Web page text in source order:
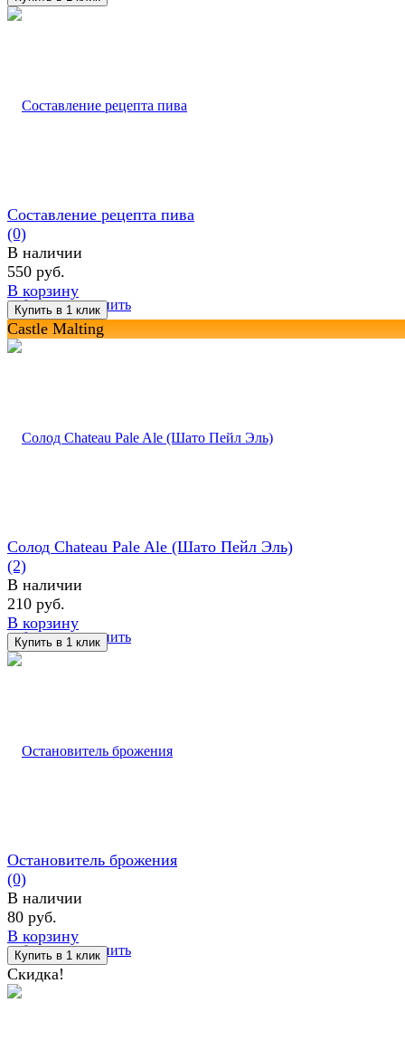
избранное сравнить
Составление рецепта пива
(0)
В наличии
550 руб.
В корзину
Castle Malting
избранное сравнить
Солод Chateau Pale Ale (Шато Пейл Эль)
(2)
В наличии
210 руб.
В корзину
избранное сравнить
Остановитель брожения
(0)
В наличии
80 руб.
В корзину
Скидка!